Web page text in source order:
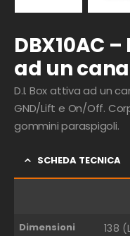
DBX10AC
ad un
D.I. Box attiva ad un
GND/Lift e On/Off.
gommini paraspigoli.
SCHEDA TECNICA
Dimensioni 138